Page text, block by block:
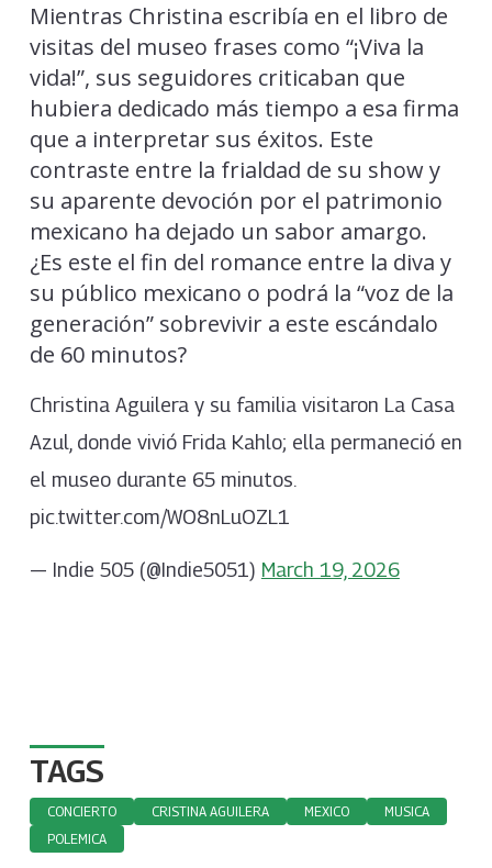
Mientras Christina escribía en el libro de
visitas del museo frases como “¡Viva la
vida!”, sus seguidores criticaban que
hubiera dedicado más tiempo a esa firma
que a interpretar sus éxitos. Este
contraste entre la frialdad de su show y
su aparente devoción por el patrimonio
mexicano ha dejado un sabor amargo.
¿Es este el fin del romance entre la diva y
su público mexicano o podrá la “voz de la
generación” sobrevivir a este escándalo
de 60 minutos?
Christina Aguilera y su familia visitaron La Casa
Azul, donde vivió Frida Kahlo; ella permaneció en
el museo durante 65 minutos.
pic.twitter.com/WO8nLuOZL1
— Indie 505 (@Indie5051) March 19, 2026
TAGS
CONCIERTO CRISTINA AGUILERA MEXICO
MUSICA
POLEMICA